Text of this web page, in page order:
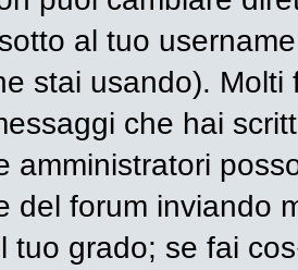
al tuo
stai usando).
che hai
amministratori
del forum inviando
tuo grado; se fai